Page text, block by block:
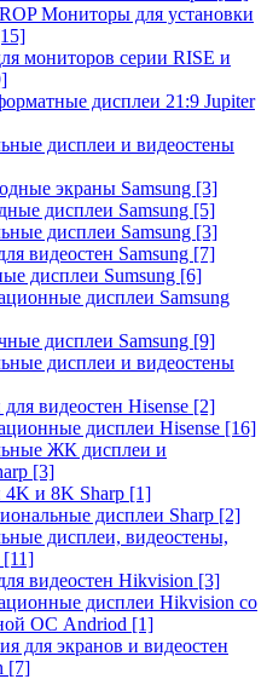
Мониторы для установки
мониторов серии RISE и
дисплеи 21:9 Jupiter
дисплеи и видеостены
экраны Samsung [3]
дисплеи Samsung [5]
дисплеи Samsung [3]
видеостен Samsung [7]
дисплеи Sumsung [6]
дисплеи Samsung
дисплеи Samsung [9]
дисплеи и видеостены
видеостен Hisense [2]
дисплеи Hisense [16]
ЖК дисплеи и
[3]
4K и 8K Sharp [1]
дисплеи Sharp [2]
дисплеи, видеостены,
[11]
видеостен Hikvision [3]
дисплеи Hikvision со
ОС Andriod [1]
для экранов и видеостен
[7]